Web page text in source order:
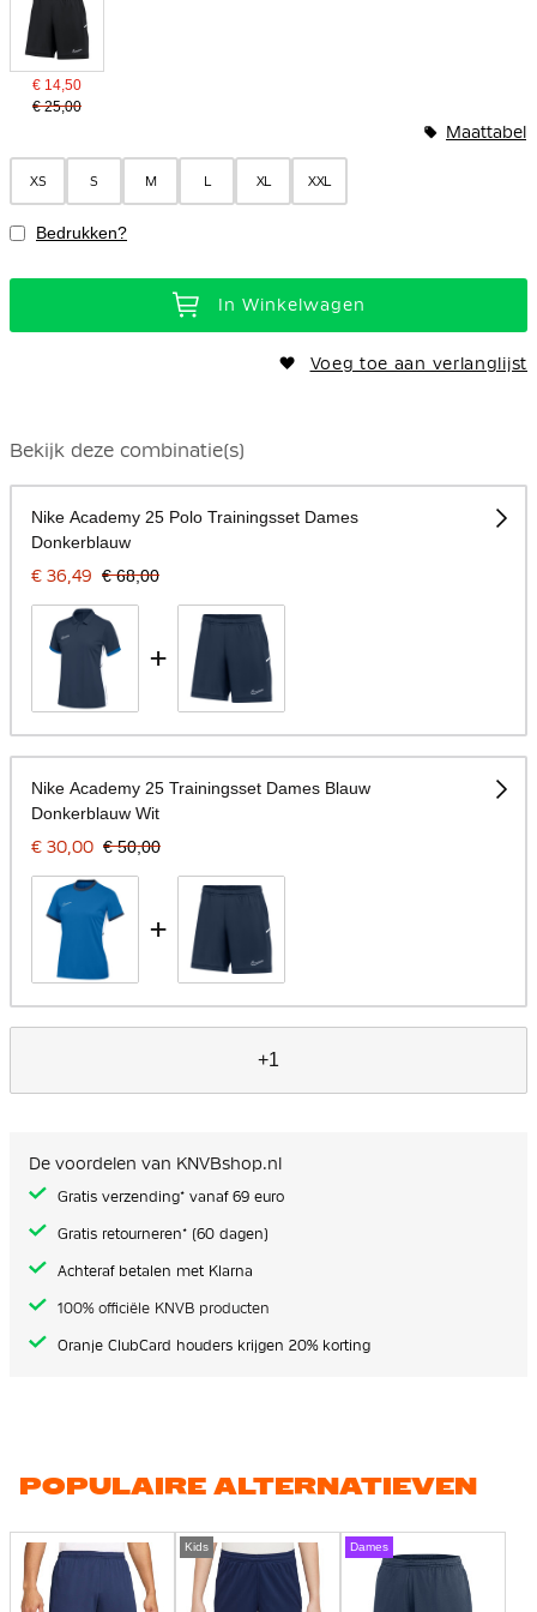
€ 14,50
€ 25,00
XS S M L XL XXL
Maattabel
Bedrukken?
In Winkelwagen
Voeg toe aan verlanglijst
Bekijk deze combinatie(s)
Nike Academy 25 Polo Trainingsset Dames
Donkerblauw
€ 36,49 € 68,00
+
Nike Academy 25 Trainingsset Dames Blauw
Donkerblauw Wit
€ 30,00 € 50,00
+
+1
De voordelen van KNVBshop.nl
Gratis verzending* vanaf 69 euro
Gratis retourneren* (60 dagen)
Achteraf betalen met Klarna
100% officiële KNVB producten
Oranje ClubCard houders krijgen 20% korting
POPULAIRE ALTERNATIEVEN
Kids Dames